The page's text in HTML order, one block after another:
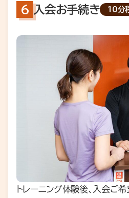
入会お手続き 10分
トレーニング体験後、入会ご